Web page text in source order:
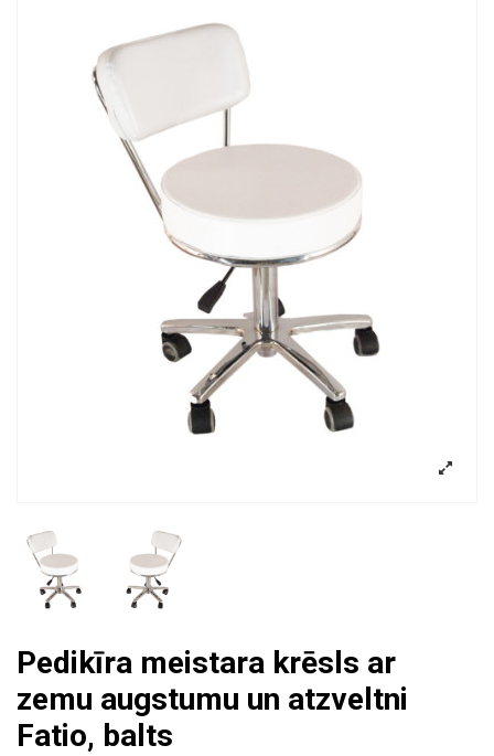
Pedikīra meistara krēsls ar
zemu augstumu un atzveltni
Fatio, balts